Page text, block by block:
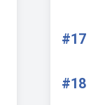
#17
#18